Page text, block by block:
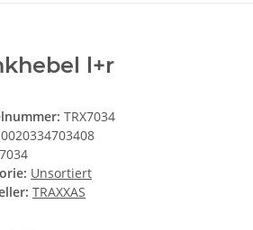
l+r
TRX7034
0020334703408
7034
Unsortiert
TRAXXAS